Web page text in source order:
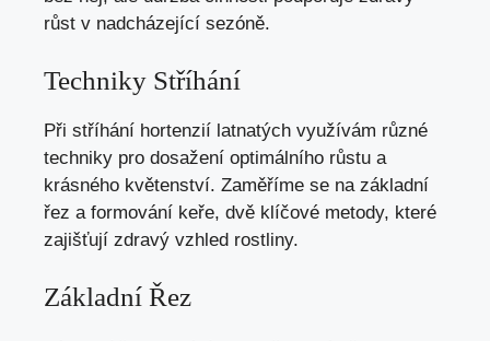
růst v nadcházející sezóně.
Techniky Stříhání
Při stříhání hortenzií latnatých využívám různé
techniky pro dosažení optimálního růstu a
krásného květenství. Zaměříme se na základní
řez a formování keře, dvě klíčové metody, které
zajišťují zdravý vzhled rostliny.
Základní Řez